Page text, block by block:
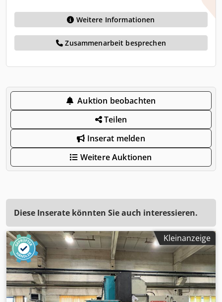
Weitere Informationen
Zusammenarbeit besprechen
Auktion beobachten
Teilen
Inserat melden
Weitere Auktionen
Diese Inserate könnten Sie auch interessieren.
Kleinanzeige